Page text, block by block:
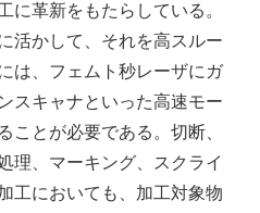
に革新をもたらしている。
活かして、それを高スルー
は、フェムト秒レーザにガ
スキャナといった高速モー
ことが必要である。切断、
理、マーキング、スクライ
工においても、加工対象物